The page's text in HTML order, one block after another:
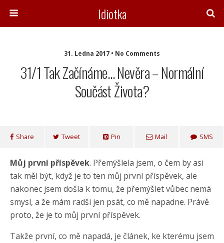
Idiotka
31. Ledna 2017 • No Comments
31/1 Tak Začínáme… Nevěra – Normální
Součást Života?
Share Tweet Pin Mail SMS
Můj první příspěvek. Přemýšlela jsem, o čem by asi
tak měl být, když je to ten můj první příspěvek, ale
nakonec jsem došla k tomu, že přemýšlet vůbec nemá
smysl, a že mám radši jen psát, co mě napadne. Právě
proto, že je to můj první příspěvek.
Takže první, co mě napadá, je článek, ke kterému jsem